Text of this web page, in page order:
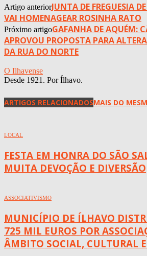
Artigo anteriorJUNTA DE FREGUESIA
VAI HOMENAGEAR ROSINHA RATO
Próximo artigoGAFANHA DE AQUÉM:
APROVOU PROPOSTA PARA
DA RUA DO NORTE
O Ilhavense
Desde 1921. Por Ílhavo.
ARTIGOS RELACIONADOSMAIS DO
LOCAL
FESTA EM HONRA DO SÃO
MUITA DEVOÇÃO E DIVERSÃO
ASSOCIATIVISMO
MUNICÍPIO DE ÍLHAVO
725 MIL EUROS POR
ÂMBITO SOCIAL, CULTURAL